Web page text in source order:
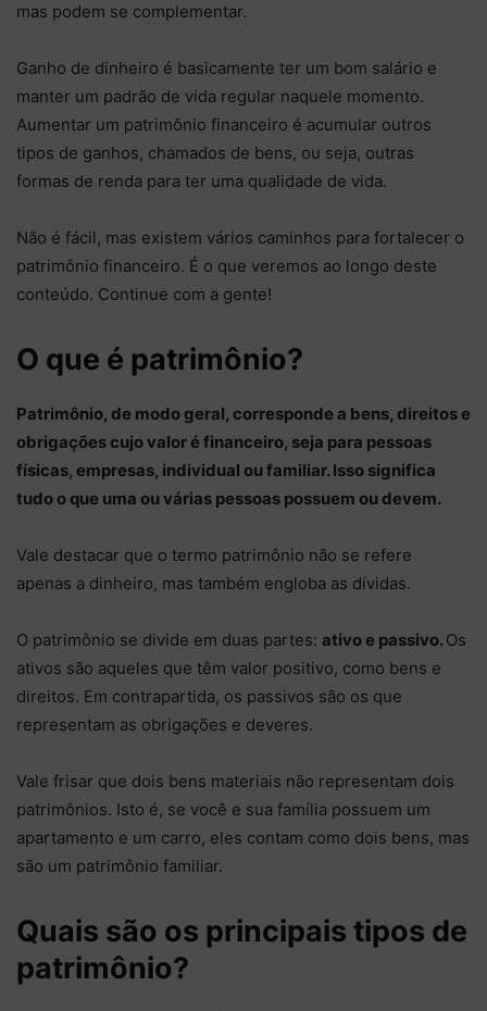
mas podem se complementar.
Ganho de dinheiro é basicamente ter um bom salário e
manter um padrão de vida regular naquele momento.
Aumentar um patrimônio financeiro é acumular outros
tipos de ganhos, chamados de bens, ou seja, outras
formas de renda para ter uma qualidade de vida.
Não é fácil, mas existem vários caminhos para fortalecer o
patrimônio financeiro. É o que veremos ao longo deste
conteúdo. Continue com a gente!
O que é patrimônio?
Patrimônio, de modo geral, corresponde a bens, direitos e
obrigações cujo valor é financeiro, seja para pessoas
físicas, empresas, individual ou familiar. Isso significa
tudo o que uma ou várias pessoas possuem ou devem.
Vale destacar que o termo patrimônio não se refere
apenas a dinheiro, mas também engloba as dívidas.
O patrimônio se divide em duas partes: ativo e passivo. Os
ativos são aqueles que têm valor positivo, como bens e
direitos. Em contrapartida, os passivos são os que
representam as obrigações e deveres.
Vale frisar que dois bens materiais não representam dois
patrimônios. Isto é, se você e sua família possuem um
apartamento e um carro, eles contam como dois bens, mas
são um patrimônio familiar.
Quais são os principais tipos de
patrimônio?